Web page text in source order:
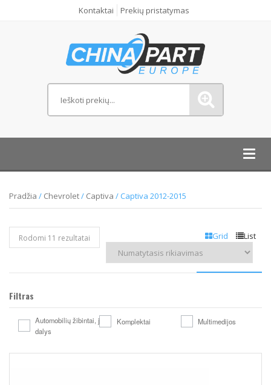
Kontaktai Prekių pristatymas
Pradžia / Chevrolet/ Captiva / Captiva 2012-2015
Grid List
Rodomi 11 rezultatai
Filtras
Automobilių žibintai, jų
dalys
Komplektai Multimedijos